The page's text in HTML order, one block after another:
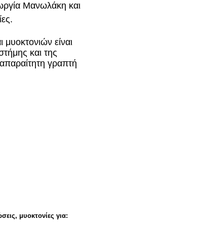
Μανωλάκη και
είναι
και της
γραπτή
μυοκτονίες για: